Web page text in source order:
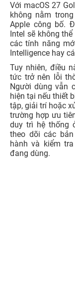
Với macOS 27
không nằm
Apple công bố.
Intel sẽ không
các tính năng
Intelligence hay
Tuy nhiên, điều
tức trở nên lỗi
Người dùng vẫn
hiện tại nếu thiết
tập, giải trí hoặc
trường hợp ưu
duy trì hệ thống
theo dõi các
hành và kiểm
đang dùng.